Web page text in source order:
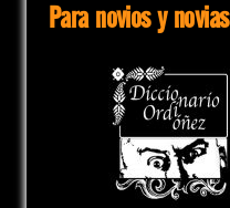
Para novios y novias